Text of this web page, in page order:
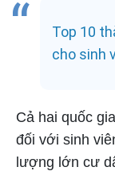
Top 10
cho sinh
Cả hai quốc
đối với sinh
lượng lớn cư